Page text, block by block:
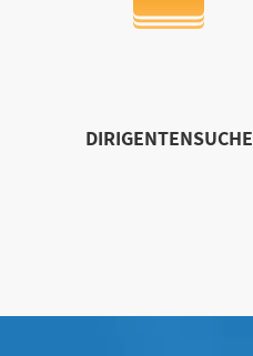
DIRIGENTENSUCHE